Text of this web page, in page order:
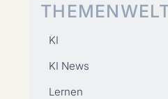
KI
KI News
Lernen